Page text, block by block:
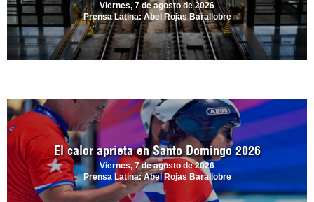
Viernes, 7 de agosto de 2026
Prensa Latina: Abel Rojas Barallobre
El calor aprieta en Santo Domingo 2026
Viernes, 7 de agosto de 2026
Prensa Latina: Abel Rojas Barallobre